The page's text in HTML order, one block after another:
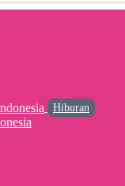
Hiburan